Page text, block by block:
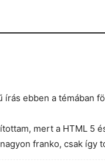
írás ebben a témában
mert a HTML 5
franko, csak így